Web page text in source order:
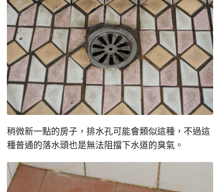
稍微新一點的房子，排水孔可能會類似這種，不過這
種普通的落水頭也是無法阻擋下水道的臭氣。